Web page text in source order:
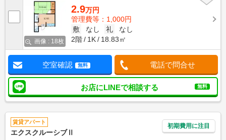
画像 : 18枚
2.9万円
管理費等：1,000円
敷
なし 礼
なし
2階
1K 18.83㎡
空室確認 無料 電話で問合せ
お店にLINEで相談する 無料
賃貸アパート
エクスクルーシブⅡ
初期費用に注目